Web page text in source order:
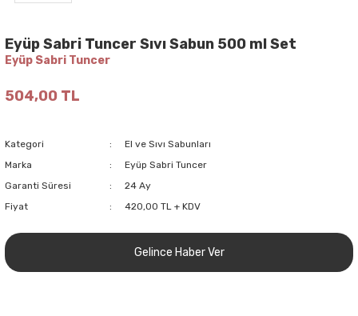
Eyüp Sabri Tuncer Sıvı Sabun 500 ml Set
Eyüp Sabri Tuncer
504,00 TL
Kategori
El ve Sıvı Sabunları
Marka
Eyüp Sabri Tuncer
Garanti Süresi
24 Ay
Fiyat
420,00 TL + KDV
Gelince Haber Ver